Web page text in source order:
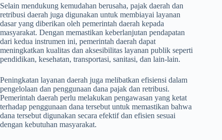
Selain mendukung kemudahan berusaha, pajak daerah dan
retribusi daerah juga digunakan untuk membiayai layanan
dasar yang diberikan oleh pemerintah daerah kepada
masyarakat. Dengan memastikan keberlanjutan pendapatan
dari kedua instrumen ini, pemerintah daerah dapat
meningkatkan kualitas dan aksesibilitas layanan publik seperti
pendidikan, kesehatan, transportasi, sanitasi, dan lain-lain.
Peningkatan layanan daerah juga melibatkan efisiensi dalam
pengelolaan dan penggunaan dana pajak dan retribusi.
Pemerintah daerah perlu melakukan pengawasan yang ketat
terhadap penggunaan dana tersebut untuk memastikan bahwa
dana tersebut digunakan secara efektif dan efisien sesuai
dengan kebutuhan masyarakat.